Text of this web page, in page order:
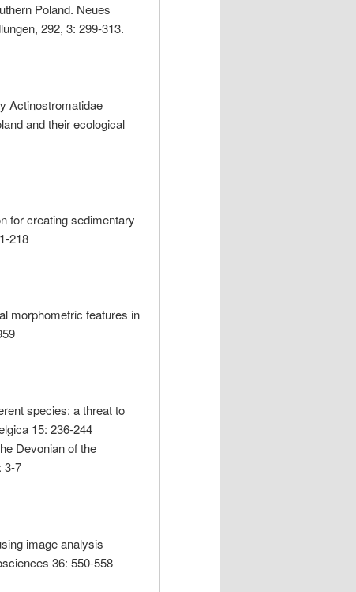
Poland. Neues
292, 3: 299-313.
Actinostromatidae
and their ecological
for creating sedimentary
218
morphometric features in
species: a threat to
15: 236-244
Devonian of the
3-7
image analysis
36: 550-558